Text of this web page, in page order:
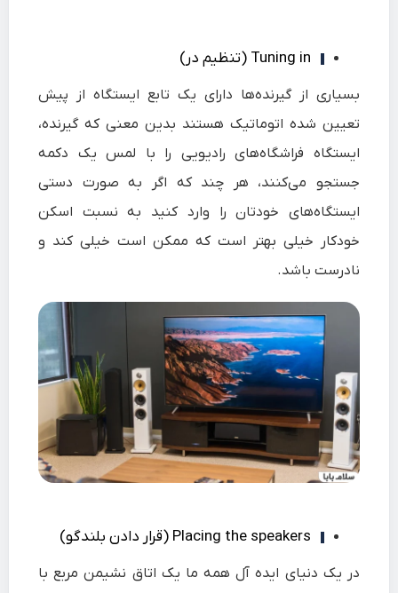
Tuning in (تنظیم در)
بسیاری از گیرنده‌ها دارای یک تابع ایستگاه از پیش
تعیین شده اتوماتیک هستند بدین معنی که گیرنده،
ایستگاه فراشگاه‌های رادیویی را با لمس یک دکمه
جستجو می‌کنند، هر چند که اگر به صورت دستی
ایستگاه‌های خودتان را وارد کنید به نسبت اسکن
خودکار خیلی بهتر است که ممکن است خیلی کند و
نادرست باشد.
Placing the speakers (قرار دادن بلندگو)
در یک دنیای ایده آل همه ما یک اتاق نشیمن مربع با